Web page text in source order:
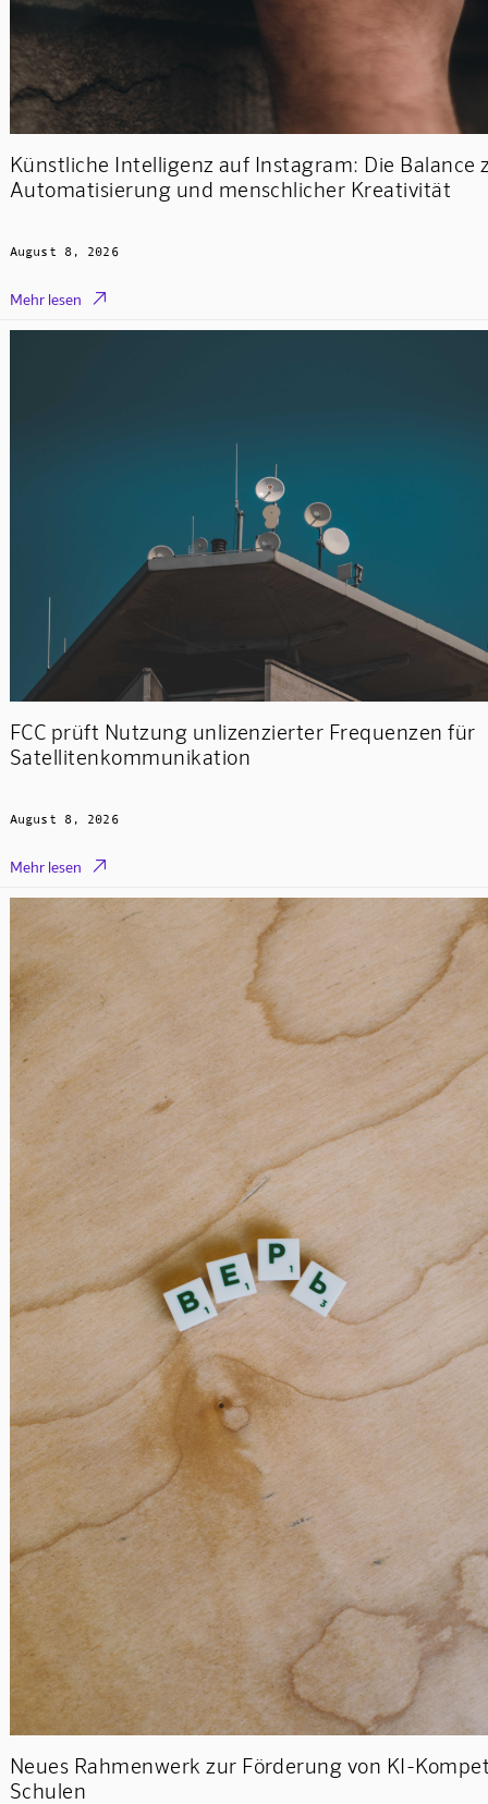
Künstliche Intelligenz auf Instagram: Die Balance
Automatisierung und menschlicher Kreativität
August 8, 2026
Mehr lesen 
FCC prüft Nutzung unlizenzierter Frequenzen für
Satellitenkommunikation
August 8, 2026
Mehr lesen 
Neues Rahmenwerk zur Förderung von KI-
Schulen